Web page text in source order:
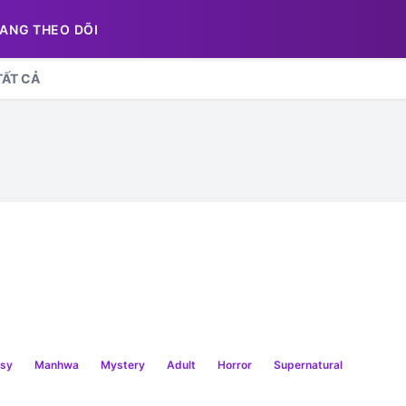
THEO DÕI
CẢ
Manhwa Mystery Adult Horror Supernatural